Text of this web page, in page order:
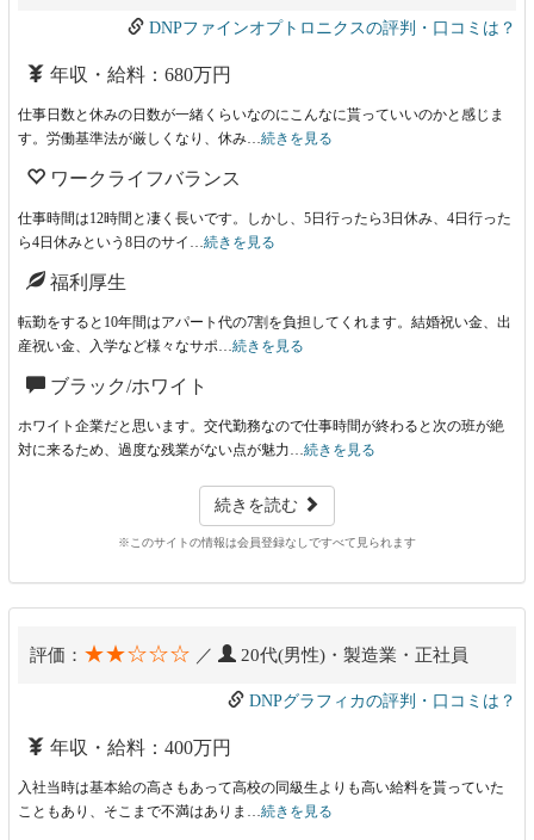
DNPファインオプトロニクスの評判・口コミは？
年収・給料：680万円
仕事日数と休みの日数が一緒くらいなのにこんなに貰っていいのかと感じま
す。労働基準法が厳しくなり、休み…続きを見る
ワークライフバランス
仕事時間は12時間と凄く長いです。しかし、5日行ったら3日休み、4日行った
ら4日休みという8日のサイ…続きを見る
福利厚生
転勤をすると10年間はアパート代の7割を負担してくれます。結婚祝い金、出
産祝い金、入学など様々なサポ…続きを見る
ブラック/ホワイト
ホワイト企業だと思います。交代勤務なので仕事時間が終わると次の班が絶
対に来るため、過度な残業がない点が魅力…続きを見る
続きを読む
※このサイトの情報は会員登録なしですべて見られます
評価： ★★☆☆☆ ／ 20代(男性)・製造業・正社員
DNPグラフィカの評判・口コミは？
年収・給料：400万円
入社当時は基本給の高さもあって高校の同級生よりも高い給料を貰っていた
こともあり、そこまで不満はありま…続きを見る